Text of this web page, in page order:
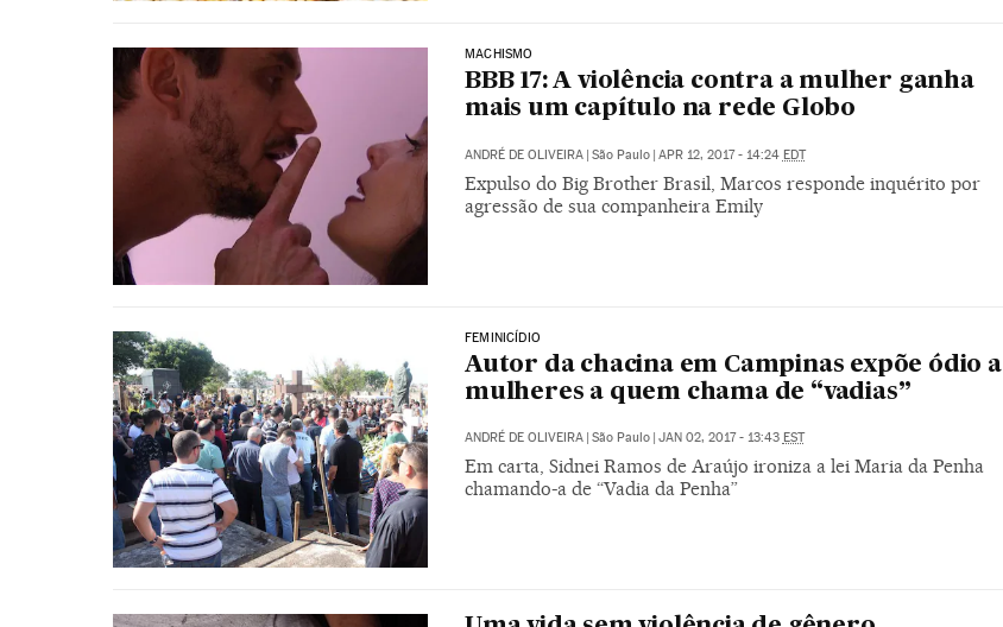
MACHISMO
BBB 17: A violência contra a mulher ganha
mais um capítulo na rede Globo
ANDRÉ DE OLIVEIRA | São Paulo | APR 12, 2017 - 14:24 EDT
Expulso do Big Brother Brasil, Marcos responde inquérito por
agressão de sua companheira Emily
FEMINICÍDIO
Autor da chacina em Campinas expõe ódio a
mulheres a quem chama de “vadias”
ANDRÉ DE OLIVEIRA São Paulo JAN 02, 2017 - 13:43 EST
Em carta, Sidnei Ramos de Araújo ironiza a lei Maria da Penha
chamando-a de “Vadia da Penha”